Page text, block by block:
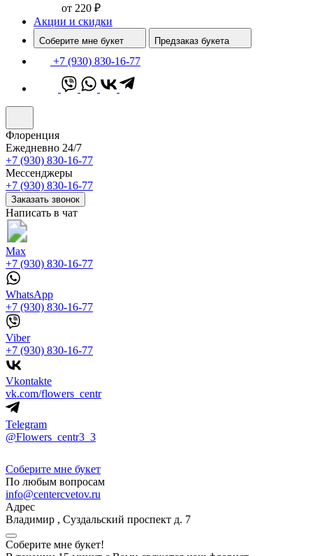
от 220 ₽
Акции и скидки
Соберите мне букет Предзаказ букета
+7 (930) 830-16-77
Флоренция
Ежедневно 24/7
+7 (930) 830-16-77
Мессенджеры
+7 (930) 830-16-77
Заказать звонок
Написать в чат
Max
+7 (930) 830-16-77
WhatsApp
+7 (930) 830-16-77
Viber
+7 (930) 830-16-77
Vkontakte
vk.com/flowers_centr
Telegram
@Flowers_centr3_3
Соберите мне букет
По любым вопросам
info@centercvetov.ru
Адрес
Владимир , Суздальский проспект д. 7
Соберите мне букет!